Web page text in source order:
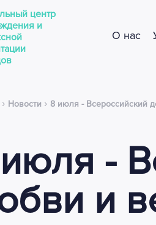
центр
и
О нас
› Новости › 8 июля - Всероссийский
-
и